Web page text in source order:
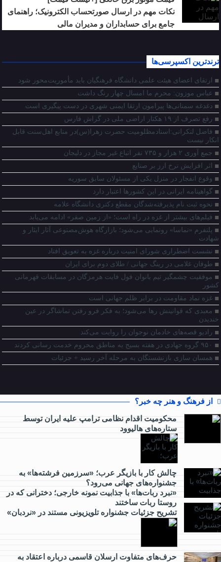
نکات مهم در ارسال صورتحساب الکترونیک؛ راهنمای
جامع برای حسابداران و مدیران مالی
ترندترین اکسپرسی‌ها
ارتقای اعضای هیئت علمی دانشگاه فرهنگیان باید مأموریت‌محور شود
عباس موزون: محرم ما امسال چهار رنگ داشت
دغدغه سمنانی‌ها پیرامون ارتقا ایمنی شهری در دست پیگیری است
رفع تصرف از ۱۹ هکتار اراضی ملی در گراش فارس
فاضل لنکرانی:اسنادمظلومیت حضرت زهرا(س)در منابع اهل‌سنت قابل
انکار نیست
جمع آوری ۲ هزار و ۷۳۵ نفر اتباع غیر مجاز در دلیجان
اثر افزایش نرخ ارز بر صنایع
وقوع انفجار در منزل یکی از مسئولان سابق سوریه
گواهینامه ایرانی در این کشورها اعتبار دارد
نحوه ثبت نام پذیرفته‌شدگان مقطع دکتری دانشگاه علامه
فیلم‌های بیشتر از غزه در راه است؛ «از زمین صفر» ادامه می‌یابد
پلتفرم «نماسا» رونمایی می‌شود؛ بازارگاه هوش‌مصنوعی آثار ایثار و
شهادت
نشست اضطراری شورای امنیت درباره غزه به تعویق افتاد
طوفان غلامی در رینگ جهانی / طلای دوم برای ایران
موفقیت چشمگیر تیم بانوان فول فایت هرمزگان در مسابقات قهرمانی
کشور
غزه نماد مقاومت در برابر ظلم جهانی است
معبدی که قوانینش رها می‌شود؛ به فکر فرو رفتن تماشاگر در عین
خندیدن
رادیو قصه‌های خادمان نوجوان را روایت می‌کند
۹۵۰ گروه جهادی در هفته بسیج به مناطق محروم خدمت رسانی کردند
همسان سازی بازنشستگان به مرحله آخر رسید + جزئیات
از فرهنگ و هنر چه خبر؟
محکومیت اقدام نظامی ترامپ علیه ایران توسط
ستاره‌های هالیوود
چالش کار با بازیگر عرب؛ «سرزمین فرشته‌ها» به
جشنواره‌های جهانی می‌رود؟
«نبرد ربات‌ها» با جذابیت نمونه خارجی؛ دخترانی که در
روستا ربات ساختند
تشریح جزئیات جشنواره‌ تلویزیونی مستند در «نردبان»
حرف‌های متفاوت ارسلان قاسمی درباره اعتقاد به
از
کارآفرینی
چه خبر؟
از